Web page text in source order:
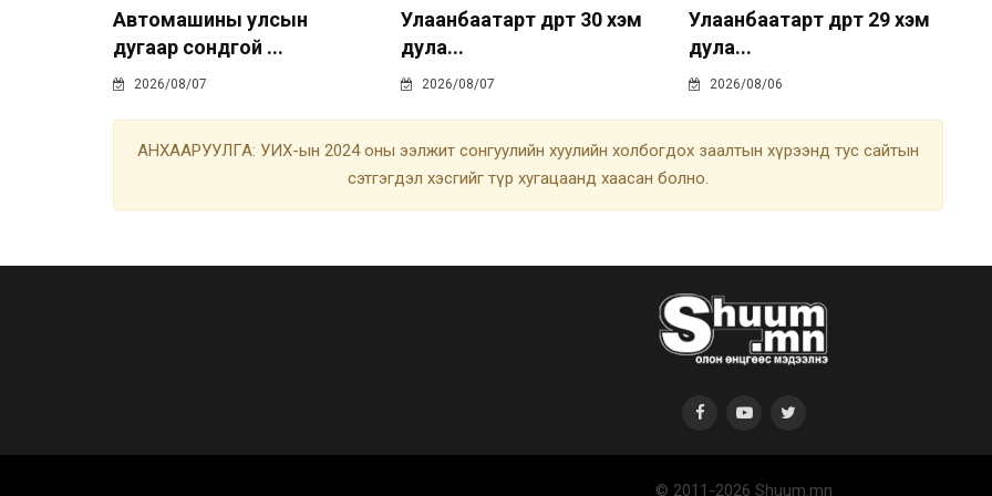
Автомашины улсын
дугаар сондгой ...
2026/08/07
Улаанбаатарт өдөртөө 30 хэм
дула...
2026/08/07
Улаанбаатарт өдөртөө 29 хэм
дула...
2026/08/06
АНХААРУУЛГА: УИХ-ын 2024 оны ээлжит сонгуулийн хуулийн холбогдох заалтын хүрээнд тус сайтын
сэтгэгдэл хэсгийг түр хугацаанд хаасан болно.
© 2011-2026 Shuum.mn